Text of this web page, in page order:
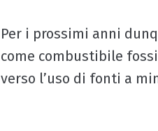
Per i prossimi anni
come combustibile
verso l’uso di fonti a